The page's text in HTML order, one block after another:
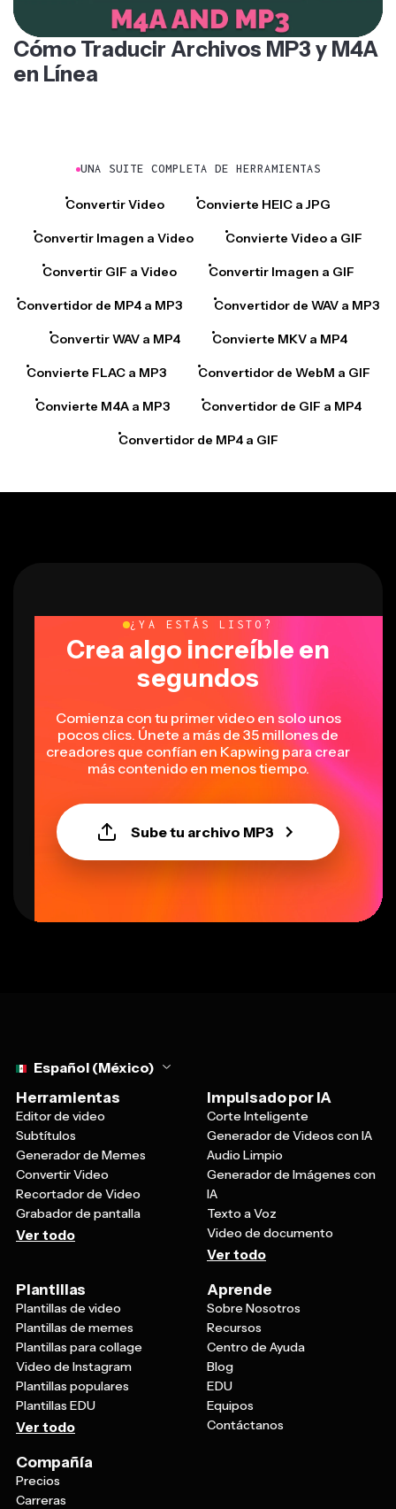
Cómo Traducir Archivos MP3 y M4A
en Línea
UNA SUITE COMPLETA DE HERRAMIENTAS
Convertir Video Convierte HEIC a JPG
Convertir Imagen a Video Convierte Video a GIF
Convertir GIF a Video Convertir Imagen a GIF
Convertidor de MP4 a MP3 Convertidor de WAV a MP3
Convertir WAV a MP4 Convierte MKV a MP4
Convierte FLAC a MP3 Convertidor de WebM a GIF
Convierte M4A a MP3 Convertidor de GIF a MP4
Convertidor de MP4 a GIF
¿YA ESTÁS LISTO?
Crea algo increíble en
segundos
Comienza con tu primer video en solo unos
pocos clics. Únete a más de 35 millones de
creadores que confían en Kapwing para crear
más contenido en menos tiempo.
Sube tu archivo MP3
Español (México)
Herramientas
Editor de video
Subtítulos
Generador de Memes
Convertir Video
Recortador de Video
Grabador de pantalla
Ver todo
Impulsado por IA
Corte Inteligente
Generador de Videos con IA
Audio Limpio
Generador de Imágenes con
IA
Texto a Voz
Video de documento
Ver todo
Plantillas
Plantillas de video
Plantillas de memes
Plantillas para collage
Video de Instagram
Plantillas populares
Plantillas EDU
Ver todo
Aprende
Sobre Nosotros
Recursos
Centro de Ayuda
Blog
EDU
Equipos
Contáctanos
Compañía
Precios
Carreras